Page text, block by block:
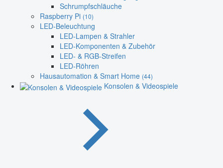
Schrumpfschläuche
Raspberry Pi (10)
LED-Beleuchtung
LED-Lampen & Strahler
LED-Komponenten & Zubehör
LED- & RGB-Streifen
LED-Röhren
Hausautomation & Smart Home (44)
Konsolen & Videospiele